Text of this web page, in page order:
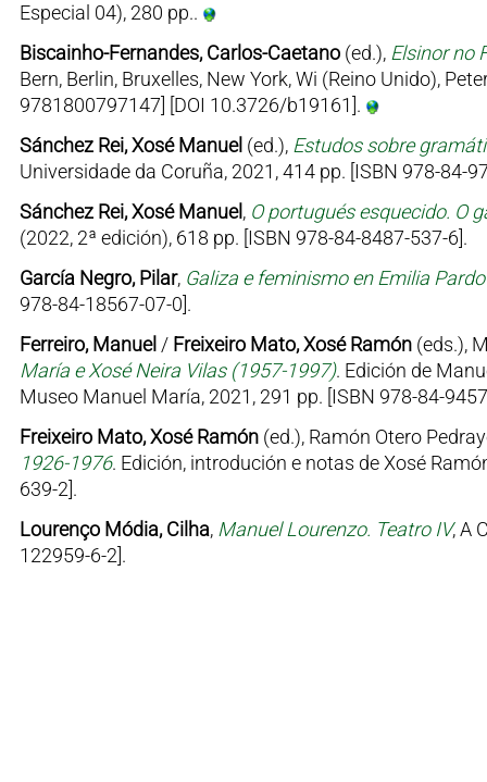
Especial 04), 280 pp..
Biscainho-Fernandes, Carlos-Caetano(ed.), Elsinor no
Bern, Berlin, Bruxelles, New York, Wi (Reino Unido),
9781800797147] [DOI 10.3726/b19161].
Sánchez Rei, Xosé Manuel (ed.), Estudos sobre
Universidade da Coruña, 2021, 414 pp. [ISBN 978-84-
Sánchez Rei, Xosé Manuel, O portugués esquecido. O
(2022, 2ª edición), 618 pp. [ISBN 978-84-8487-537-6].
García Negro, Pilar, Galiza e feminismo en Emilia
978-84-18567-07-0].
Ferreiro, Manuel / Freixeiro Mato, Xosé Ramón(eds.),
María e Xosé Neira Vilas (1957-1997). Edición de
Museo Manuel María, 2021, 291 pp. [ISBN 978-84-
Freixeiro Mato, Xosé Ramón(ed.), Ramón Otero
1926-1976. Edición, introdución e notas de Xosé
639-2].
Lourenço Módia, Cilha, Manuel Lourenzo. Teatro IV, A
122959-6-2].